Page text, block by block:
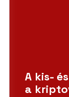
A kis-
a